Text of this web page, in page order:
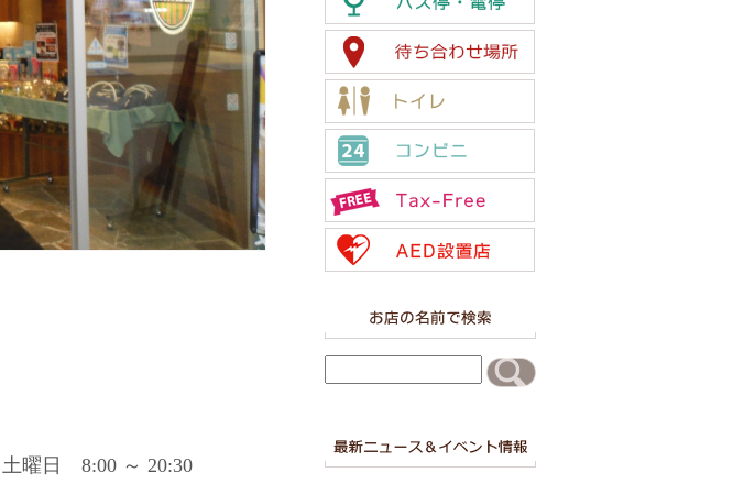
土曜日 8:00 ～ 20:30